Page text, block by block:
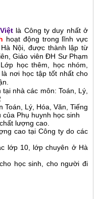
là Công ty duy nhất ở
hoạt động trong lĩnh vực
Nội, được thành lập từ
Giáo viên ĐH Sư Phạm
học thêm, học nhóm,
nơi học tập tốt nhất cho
nhà các môn: Toán, Lý,
Toán, Lý, Hóa, Văn, Tiếng
Phụ huynh học sinh
lượng cao.
cao tại Công ty do các
lớp 10, lớp chuyên ở Hà
học sinh, cho người đi